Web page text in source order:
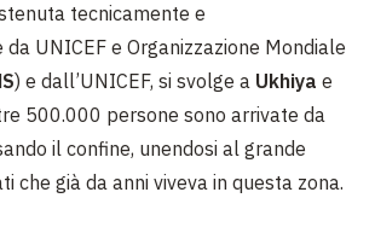
tecnicamente e
UNICEF e Organizzazione Mondiale
) e dall’UNICEF, si svolge a Ukhiya e
500.000 persone sono arrivate da
il confine, unendosi al grande
che già da anni viveva in questa zona.